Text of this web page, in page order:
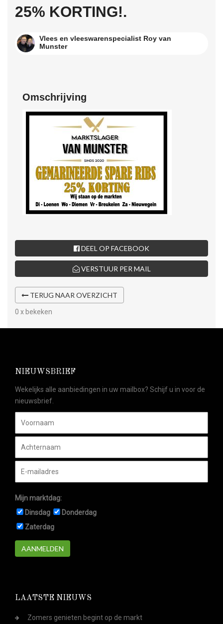
25% KORTING!.
Vlees en vleeswarenspecialist Roy van
Munster
Omschrijving
DEEL OP FACEBOOK
VERSTUUR PER MAIL
TERUG NAAR OVERZICHT
0 x bekeken
NIEUWSBRIEF
Wekelijks alle aanbiedingen in uw mailbox? Schijf u in voor de
nieuwsbrief.
Mijn marktdag:
Dinsdag
Donderdag
Zaterdag
AANMELDEN
LAATSTE NIEUWS
Zomers genieten begint op de markt